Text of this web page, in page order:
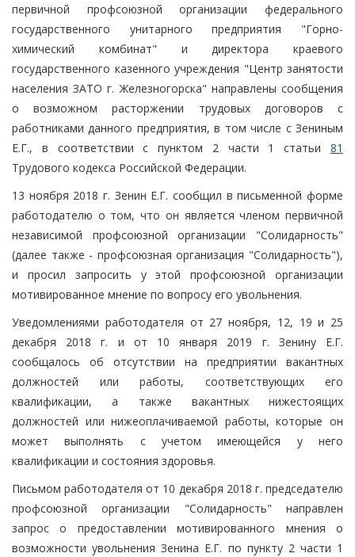
первичной профсоюзной организации федерального
государственного унитарного предприятия "Горно-
химический комбинат" и директора краевого
государственного казенного учреждения "Центр занятости
населения ЗАТО г. Железногорска" направлены сообщения
о возможном расторжении трудовых договоров с
работниками данного предприятия, в том числе с Зениным
Е.Г., в соответствии с пунктом 2 части 1 статьи 81
Трудового кодекса Российской Федерации.
13 ноября 2018 г. Зенин Е.Г. сообщил в письменной форме
работодателю о том, что он является членом первичной
независимой профсоюзной организации "Солидарность"
(далее также - профсоюзная организация "Солидарность"),
и просил запросить у этой профсоюзной организации
мотивированное мнение по вопросу его увольнения.
Уведомлениями работодателя от 27 ноября, 12, 19 и 25
декабря 2018 г. и от 10 января 2019 г. Зенину Е.Г.
сообщалось об отсутствии на предприятии вакантных
должностей или работы, соответствующих его
квалификации, а также вакантных нижестоящих
должностей или нижеоплачиваемой работы, которые он
может выполнять с учетом имеющейся у него
квалификации и состояния здоровья.
Письмом работодателя от 10 декабря 2018 г. председателю
профсоюзной организации "Солидарность" направлен
запрос о предоставлении мотивированного мнения о
возможности увольнения Зенина Е.Г. по пункту 2 части 1